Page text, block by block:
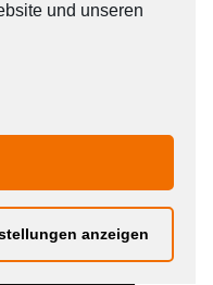
und unseren
anzeigen